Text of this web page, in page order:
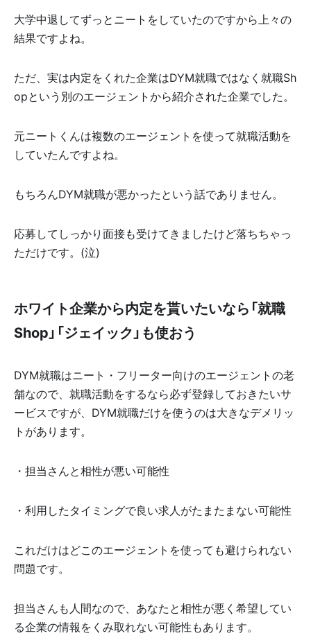
大学中退してずっとニートをしていたのですから上々の
結果ですよね。
ただ、実は内定をくれた企業はDYM就職ではなく就職Sh
opという別のエージェントから紹介された企業でした。
元ニートくんは複数のエージェントを使って就職活動を
していたんですよね。
もちろんDYM就職が悪かったという話でありません。
応募してしっかり面接も受けてきましたけど落ちちゃっ
ただけです。(泣)
ホワイト企業から内定を貰いたいなら「就職
Shop」「ジェイック」も使おう
DYM就職はニート・フリーター向けのエージェントの老
舗なので、就職活動をするなら必ず登録しておきたいサ
ービスですが、DYM就職だけを使うのは大きなデメリッ
トがあります。
・担当さんと相性が悪い可能性
・利用したタイミングで良い求人がたまたまない可能性
これだけはどこのエージェントを使っても避けられない
問題です。
担当さんも人間なので、あなたと相性が悪く希望してい
る企業の情報をくみ取れない可能性もあります。